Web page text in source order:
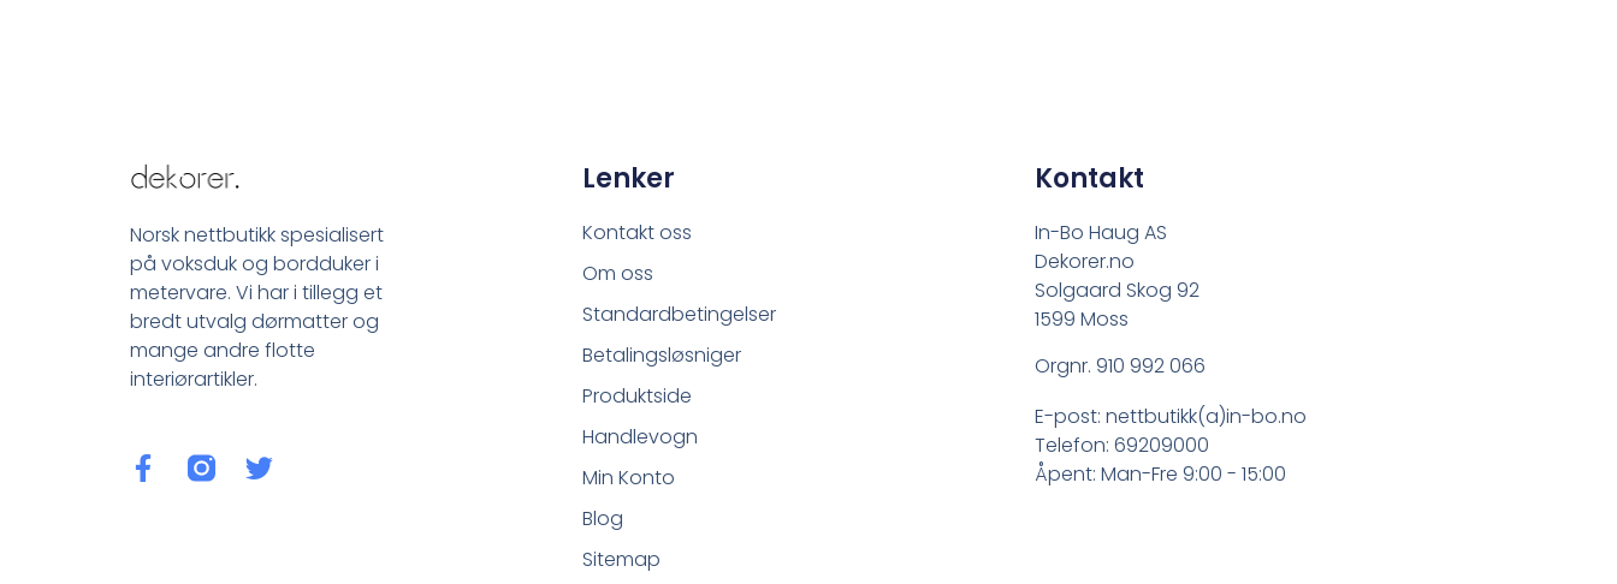
Norsk nettbutikk spesialisert
på voksduk og bordduker i
metervare. Vi har i tillegg et
bredt utvalg dørmatter og
mange andre flotte
interiørartikler.
Lenker
Kontakt oss
Om oss
Standardbetingelser
Betalingsløsniger
Produktside
Handlevogn
Min Konto
Blog
Sitemap
Kontakt
In-Bo Haug AS
Dekorer.no
Solgaard Skog 92
1599 Moss
Orgnr. 910 992 066
E-post: nettbutikk(a)in-bo.no
Telefon: 69209000
Åpent: Man-Fre 9:00 - 15:00